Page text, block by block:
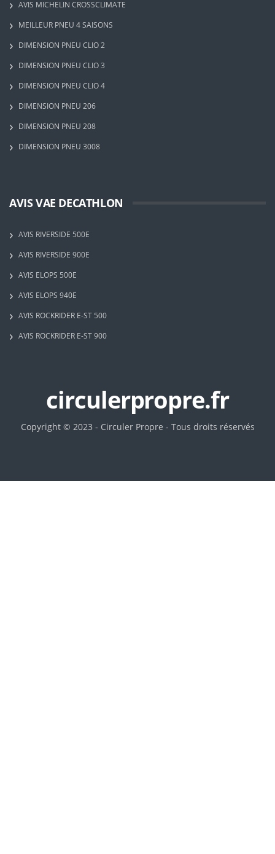
AVIS MICHELIN CROSSCLIMATE
MEILLEUR PNEU 4 SAISONS
DIMENSION PNEU CLIO 2
DIMENSION PNEU CLIO 3
DIMENSION PNEU CLIO 4
DIMENSION PNEU 206
DIMENSION PNEU 208
DIMENSION PNEU 3008
AVIS VAE DECATHLON
AVIS RIVERSIDE 500E
AVIS RIVERSIDE 900E
AVIS ELOPS 500E
AVIS ELOPS 940E
AVIS ROCKRIDER E-ST 500
AVIS ROCKRIDER E-ST 900
circulerpropre.fr
Copyright © 2023 - Circuler Propre - Tous droits réservés